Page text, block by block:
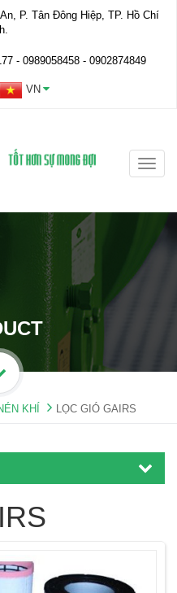
P. Tân Đông Hiệp, TP. Hồ Chí
- ‭0989058458‬ - 0902874849
VN
Toggle
KHÍ LỌC GIÓ GAIRS